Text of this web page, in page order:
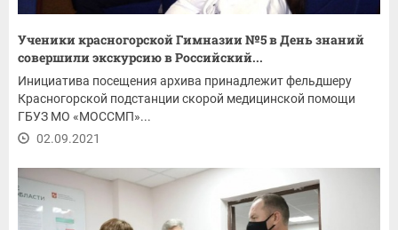
Ученики красногорской Гимназии №5 в День знаний
совершили экскурсию в Российский...
Инициатива посещения архива принадлежит фельдшеру
Красногорской подстанции скорой медицинской помощи
ГБУЗ МО «МОССМП»...
02.09.2021